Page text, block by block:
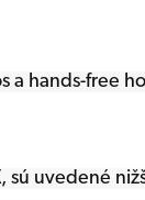
a hands-free
uvedené